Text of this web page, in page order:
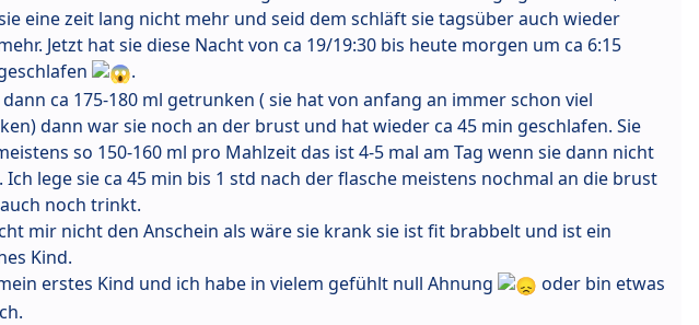
eine zeit lang nicht mehr und seid dem schläft sie tagsüber auch wieder
Jetzt hat sie diese Nacht von ca 19/19:30 bis heute morgen um ca 6:15
.
dann ca 175-180 ml getrunken ( sie hat von anfang an immer schon viel
dann war sie noch an der brust und hat wieder ca 45 min geschlafen. Sie
so 150-160 ml pro Mahlzeit das ist 4-5 mal am Tag wenn sie dann nicht
Ich lege sie ca 45 min bis 1 std nach der flasche meistens nochmal an die brust
noch trinkt.
mir nicht den Anschein als wäre sie krank sie ist fit brabbelt und ist ein
Kind.
erstes Kind und ich habe in vielem gefühlt null Ahnung
oder bin etwas